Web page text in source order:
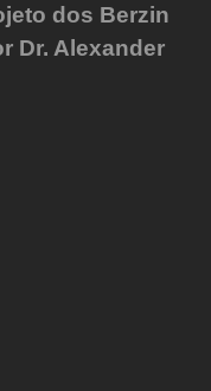
dos Berzin
Dr. Alexander